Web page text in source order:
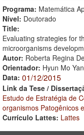
Programa: Matemática
Nível: Doutorado
Title:
Evaluating strategies for
microorganisms
Autor: Roberta Regina
Orientador: Hyun Mo
Data: 01/12/2015
Link da Tese /
Estudo de Estratégia de
organismos Patogênicos
Currículo Lattes: Lattes